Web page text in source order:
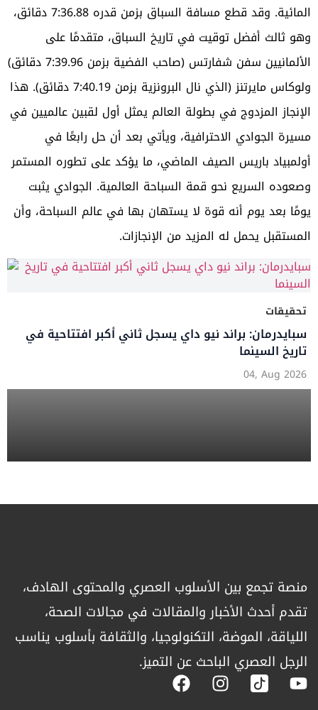
المائية. وقد قطع مسافة السباق بزمن قدره 7:36.88 دقائق،
وهو ثالث أفضل توقيت في تاريخ السباق، متقدمًا على
الألمانيين سفن شفارتس (صاحب الفضية بزمن 7:39.96 دقائق)
ولوكاس مايرتنز (الذي نال البرونزية بزمن 7:40.19 دقائق). هذا
الإنجاز المزدوج في بطولة العالم يمثل أول لقبين عالميين في
مسيرة الجوادي الاحترافية، ويأتي بعد أن حل رابعًا في
أولمبياد باريس الصيف الماضي، ما يؤكد على تطوره المستمر
وصعوده السريع نحو قمة السباحة العالمية. الجوادي يثبت
يومًا بعد يوم أنه قوة لا يستهان بها في عالم السباحة، وأن
المستقبل يحمل له المزيد من الإنجازات.
تحقيقات
سبايدرمان: براند نيو داي يسجل ثاني أكبر افتتاحية في
تاريخ السينما
04, Aug 2026
منصة تجمع بين الأسلوب العصري والمحتوى الهادف،
تقدم أحدث الأخبار والمقالات في مجالات الصحة،
اللياقة، الموضة، التكنولوجيا، والثقافة بأسلوب يناسب
الرجل العصري الباحث عن التميز.